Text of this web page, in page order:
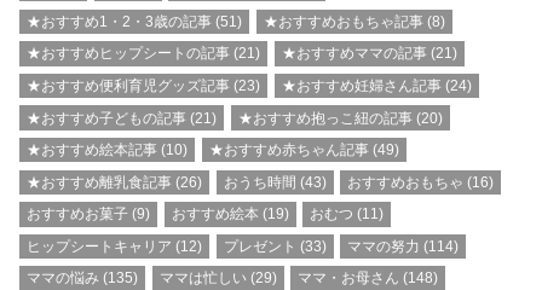
★おすすめ1・2・3歳の記事 (51) ★おすすめおもちゃ記事(8)
★おすすめヒップシートの記事 (21) ★おすすめママの記事(21)
★おすすめ便利育児グッズ記事 (23) ★おすすめ妊婦さん記事(24)
★おすすめ子どもの記事 (21) ★おすすめ抱っこ紐の記事(20)
★おすすめ絵本記事 (10) ★おすすめ赤ちゃん記事(49)
★おすすめ離乳食記事 (26) おうち時間 (43) おすすめおもちゃ (16)
おすすめお菓子 (9) おすすめ絵本 (19) おむつ (11)
ヒップシートキャリア (12) プレゼント (33) ママの努力 (114)
ママの悩み (135) ママは忙しい(29) ママ・お母さん (148)